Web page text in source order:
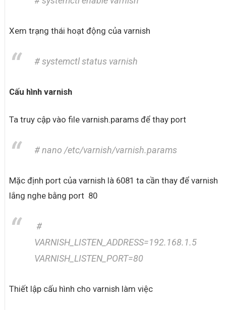
Xem trạng thái hoạt động của varnish
# systemctl status varnish
Cấu hình varnish
Ta truy cập vào file varnish.params để thay port
# nano /etc/varnish/varnish.params
Mặc định port của varnish là 6081 ta cần thay để varnish
lắng nghe bằng port 80
#
VARNISH_LISTEN_ADDRESS=192.168.1.5
VARNISH_LISTEN_PORT=80
Thiết lập cấu hình cho varnish làm việc